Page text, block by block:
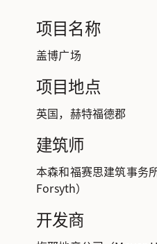
项目名称
盖博广场
项目地点
英国，赫特福德郡
建筑师
本森和福赛思建筑事务
Forsyth）
开发商